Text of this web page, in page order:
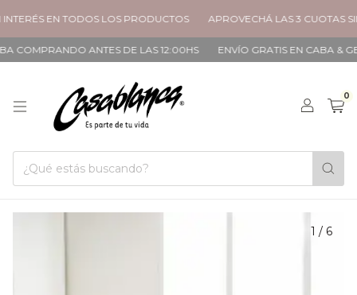
EN TODOS LOS PRODUCTOS APROVECHÁ LAS 3 CUOTAS
ANTES DE LAS 12:00HS ENVÍO GRATIS EN CABA &
0
1 / 6